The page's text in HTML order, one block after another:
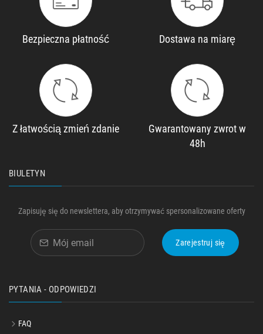
Bezpieczna płatność Dostawa na miarę
Z łatwością zmień zdanie
Gwarantowany zwrot w
48h
BIULETYN
Zapisuję się do newslettera, aby otrzymywać spersonalizowane oferty
Zarejestruj się
PYTANIA - ODPOWIEDZI
FAQ